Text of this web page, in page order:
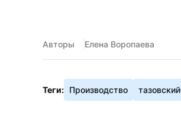
Авторы Елена Воропаева
Теги: Производство тазовский